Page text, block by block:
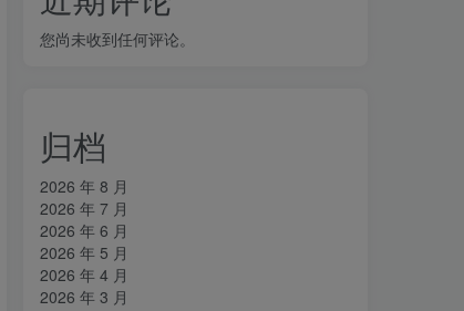
您尚未收到任何评论。
归档
2026 年 8 月
2026 年 7 月
2026 年 6 月
2026 年 5 月
2026 年 4 月
2026 年 3 月